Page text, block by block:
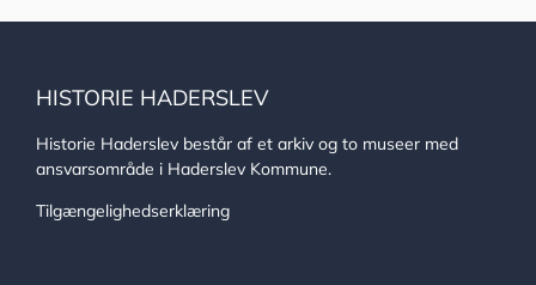
HISTORIE HADERSLEV
Historie Haderslev består af et arkiv og to museer med
ansvarsområde i Haderslev Kommune.
Tilgængelighedserklæring